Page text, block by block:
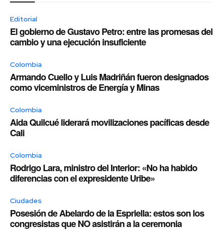
Editorial
El gobierno de Gustavo Petro: entre las promesas del
cambio y una ejecución insuficiente
Colombia
Armando Cuello y Luis Madriñán fueron designados
como viceministros de Energía y Minas
Colombia
Aida Quilcué liderará movilizaciones pacíficas desde
Cali
Colombia
Rodrigo Lara, ministro del Interior: «No ha habido
diferencias con el expresidente Uribe»
Ciudades
Posesión de Abelardo de la Espriella: estos son los
congresistas que NO asistirán a la ceremonia